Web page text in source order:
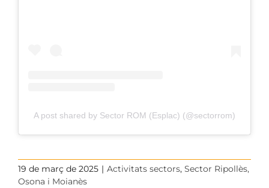
A post shared by Sector ROM (Esplac) (@sectorrom)
19 de març de 2025 | Activitats sectors, Sector Ripollès,
Osona i Moianès